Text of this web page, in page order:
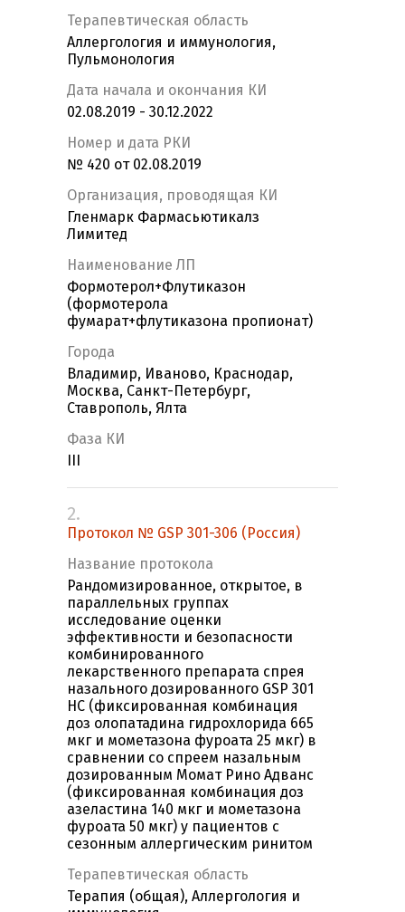
Терапевтическая область
Аллергология и иммунология,
Пульмонология
Дата начала и окончания КИ
02.08.2019 - 30.12.2022
Номер и дата РКИ
№ 420 от 02.08.2019
Организация, проводящая КИ
Гленмарк Фармасьютикалз
Лимитед
Наименование ЛП
Формотерол+Флутиказон
(формотерола
фумарат+флутиказона пропионат)
Города
Владимир, Иваново, Краснодар,
Москва, Санкт-Петербург,
Ставрополь, Ялта
Фаза КИ
2.
Протокол № GSP 301-306 (Россия)
Название протокола
Рандомизированное, открытое, в
параллельных группах
исследование оценки
эффективности и безопасности
комбинированного
лекарственного препарата спрея
назального дозированного GSP 301
НС (фиксированная комбинация
доз олопатадина гидрохлорида 665
мкг и мометазона фуроата 25 мкг) в
сравнении со спреем назальным
дозированным Момат Рино Адванс
(фиксированная комбинация доз
азеластина 140 мкг и мометазона
фуроата 50 мкг) у пациентов с
сезонным аллергическим ринитом
Терапевтическая область
Терапия (общая), Аллергология и